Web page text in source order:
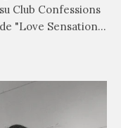
Club Confessions
"Love Sensation",